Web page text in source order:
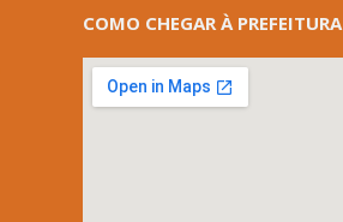
COMO CHEGAR À PREFEITURA